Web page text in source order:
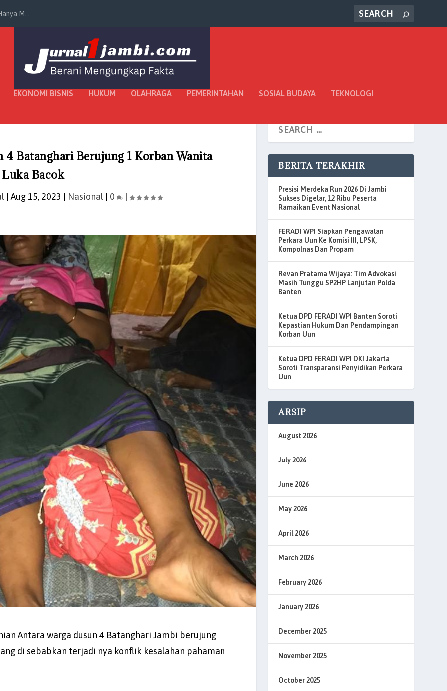
M...
EKONOMI BISNIS HUKUM OLAHRAGA PEMERINTAHAN SOSIAL BUDAYA TEKNOLOGI
Batanghari Berujung 1 Korban Wanita
Luka Bacok
|Aug 15, 2023 Nasional 0 |
Antara warga dusun 4 Batanghari Jambi berujung
di sebabkan terjadi nya konflik kesalahan pahaman
BERITA TERAKHIR
Presisi Merdeka Run 2026 Di Jambi
Sukses Digelar, 12 Ribu Peserta
Ramaikan Event Nasional
FERADI WPI Siapkan Pengawalan
Perkara Uun Ke Komisi III, LPSK,
Kompolnas Dan Propam
Revan Pratama Wijaya: Tim Advokasi
Masih Tunggu SP2HP Lanjutan Polda
Banten
Ketua DPD FERADI WPI Banten Soroti
Kepastian Hukum Dan Pendampingan
Korban Uun
Ketua DPD FERADI WPI DKI Jakarta
Soroti Transparansi Penyidikan Perkara
Uun
ARSIP
August 2026
July 2026
June 2026
May 2026
April 2026
March 2026
February 2026
January 2026
December 2025
November 2025
October 2025